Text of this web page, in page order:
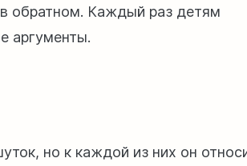
в обратном. Каждый раз детям
аргументы.
но к каждой из них он